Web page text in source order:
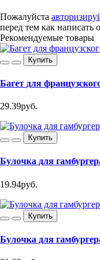
Пожалуйста
перед тем как написать
Рекомендуемые товары
Купить
Багет для
29.39руб.
Купить
Булочка для
19.94руб.
Купить
Булочка для